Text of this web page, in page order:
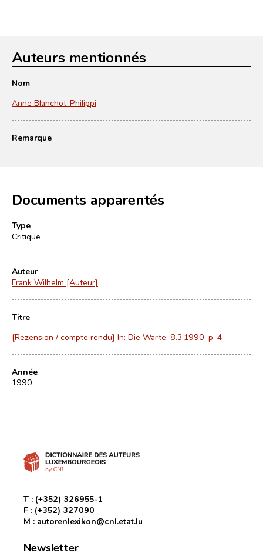
Auteurs mentionnés
Nom
Anne Blanchot-Philippi
Remarque
Documents apparentés
Type
Critique
Auteur
Frank Wilhelm [Auteur]
Titre
[Rezension / compte rendu] In: Die Warte, 8.3.1990, p. 4
Année
1990
T : (+352) 326955-1
F : (+352) 327090
M : autorenlexikon@cnl.etat.lu
Newsletter